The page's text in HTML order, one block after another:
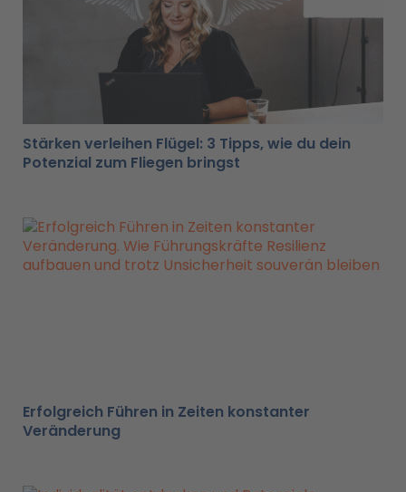
Stärken verleihen Flügel: 3 Tipps, wie du dein
Potenzial zum Fliegen bringst
Erfolgreich Führen in Zeiten konstanter
Veränderung